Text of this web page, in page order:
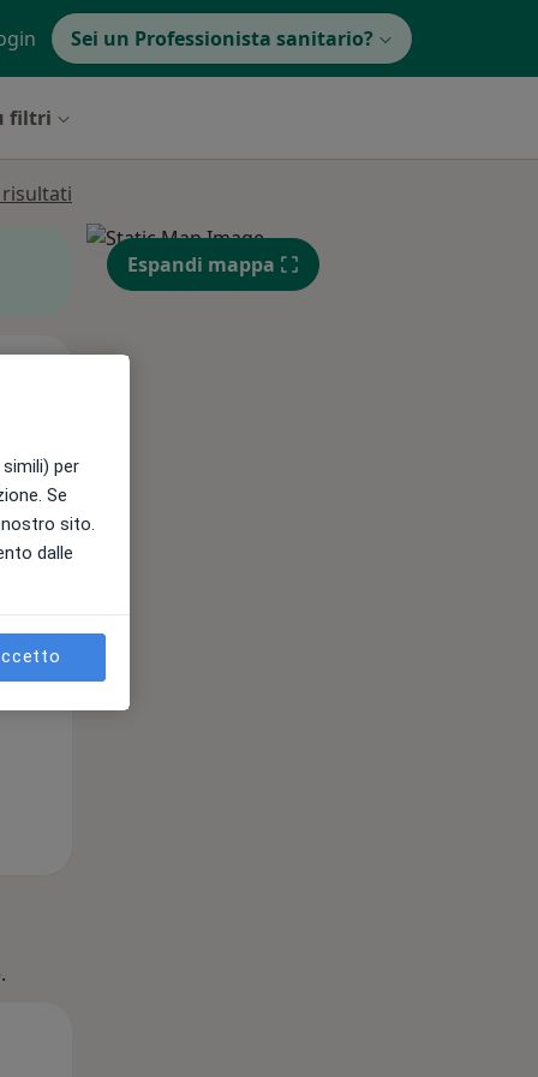
Sei un Professionista sanitario?
filtri
Espandi mappa
per
Se
sito.
dalle